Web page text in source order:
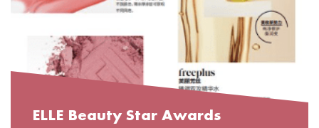
ELLE Beauty Star Awards